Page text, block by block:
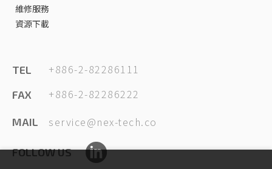
維修服務
資源下載
TEL +886-2-82286111
FAX +886-2-82286222
MAIL service@nex-tech.co
FOLLOW US